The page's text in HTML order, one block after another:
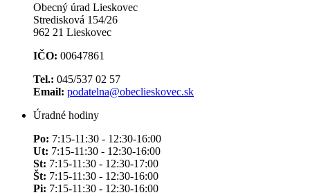
Obecný úrad Lieskovec
Stredisková 154/26
962 21 Lieskovec
IČO: 00647861
Tel.: 045/537 02 57
Email: podatelna@obeclieskovec.sk
Úradné hodiny
Po: 7:15-11:30 - 12:30-16:00
Ut: 7:15-11:30 - 12:30-16:00
St: 7:15-11:30 - 12:30-17:00
Št: 7:15-11:30 - 12:30-16:00
Pi: 7:15-11:30 - 12:30-16:00